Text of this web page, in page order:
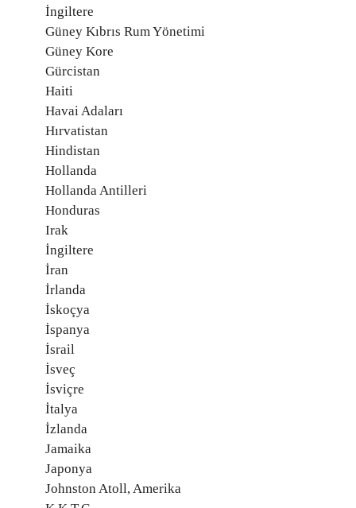
İngiltere
Güney Kıbrıs Rum Yönetimi
Güney Kore
Gürcistan
Haiti
Havai Adaları
Hırvatistan
Hindistan
Hollanda
Hollanda Antilleri
Honduras
Irak
İngiltere
İran
İrlanda
İskoçya
İspanya
İsrail
İsveç
İsviçre
İtalya
İzlanda
Jamaika
Japonya
Johnston Atoll, Amerika